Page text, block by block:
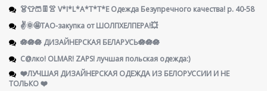
👗👕🩳👖👚 V*I*L*A*T*T*E Одежда Безупречного качества! р. 40-58
✌️🌞🤩ТАО-закупка от ШОЛПХЕЛПЕРА!💥
🪷🪷🪷 ДИЗАЙНЕРСКАЯ БЕЛАРУСЬ🪷🪷🪷
С@лко! OLMAR! ZAPS! лучшая польская одежда:)
❤️ЛУЧШАЯ ДИЗАЙНЕРСКАЯ ОДЕЖДА ИЗ БЕЛОРУССИИ И НЕ
ТОЛЬКО ❤️